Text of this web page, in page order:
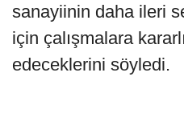
sanayiinin daha ileri
için çalışmalara
edeceklerini söyledi.